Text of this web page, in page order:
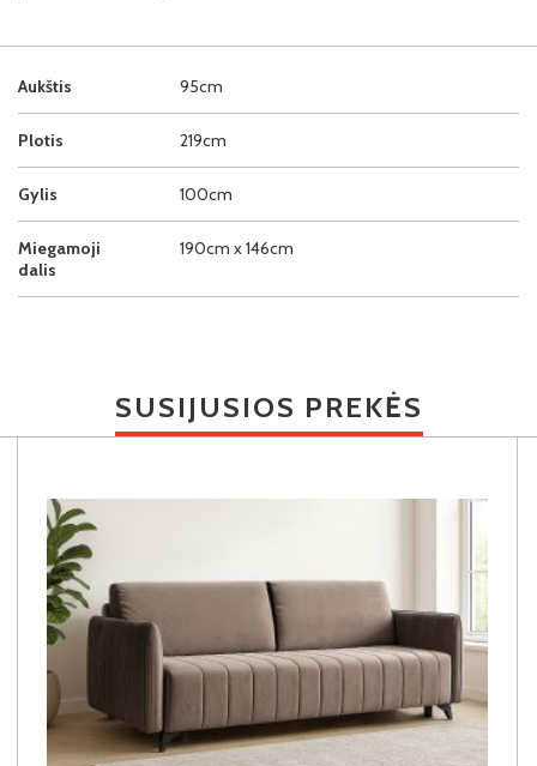
Aukštis 95cm
Plotis 219cm
Gylis 100cm
Miegamoji
dalis
190cm x 146cm
SUSIJUSIOS PREKĖS